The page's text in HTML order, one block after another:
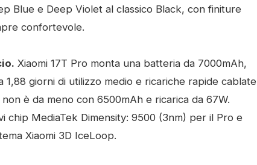
Blue e Deep Violet al classico Black, con finiture
confortevole.
Xiaomi 17T Pro monta una batteria da 7000mAh,
giorni di utilizzo medio e ricariche rapide cablate
è da meno con 6500mAh e ricarica da 67W.
chip MediaTek Dimensity: 9500 (3nm) per il Pro e
Xiaomi 3D IceLoop.